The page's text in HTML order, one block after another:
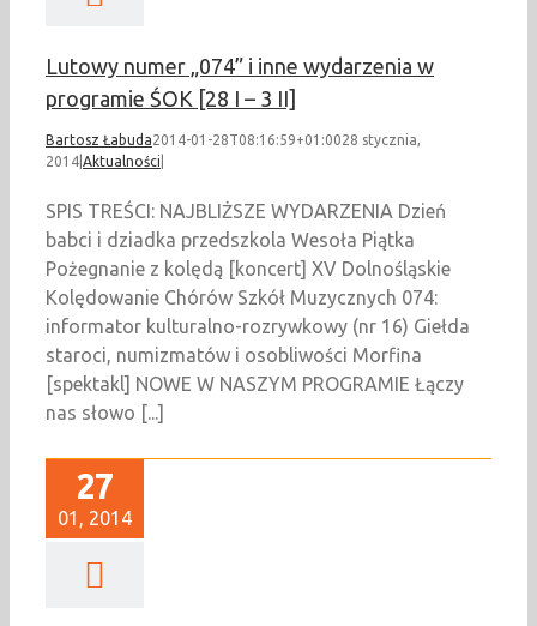
Lutowy numer „074” i inne wydarzenia w
programie ŚOK [28 I – 3 II]
Bartosz Łabuda2014-01-28T08:16:59+01:0028 stycznia,
2014 Aktualności
SPIS TREŚCI: NAJBLIŻSZE WYDARZENIA Dzień
babci i dziadka przedszkola Wesoła Piątka
Pożegnanie z kolędą [koncert] XV Dolnośląskie
Kolędowanie Chórów Szkół Muzycznych 074:
informator kulturalno-rozrywkowy (nr 16) Giełda
staroci, numizmatów i osobliwości Morfina
[spektakl] NOWE W NASZYM PROGRAMIE Łączy
nas słowo [...]
27
01, 2014